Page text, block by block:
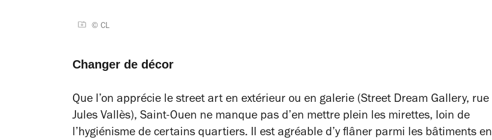
© CL
Changer de décor
Que l’on apprécie le street art en extérieur ou en galerie (Street Dream Gallery, rue
Jules Vallès), Saint-Ouen ne manque pas d’en mettre plein les mirettes, loin de
l’hygiénisme de certains quartiers. Il est agréable d’y flâner parmi les bâtiments en